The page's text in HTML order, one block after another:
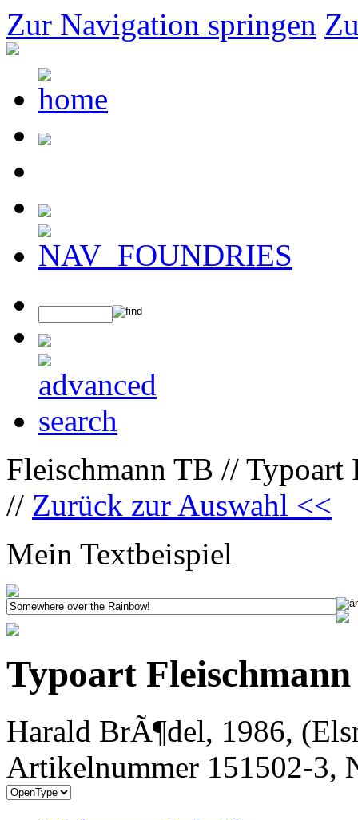
Zur Navigation springen
Fleischmann TB // Typoart
// Zurück zur Auswahl <<
Mein Textbeispiel
Typoart
Harald BrÃ¶del, 1986,
Artikelnummer 151502-3,